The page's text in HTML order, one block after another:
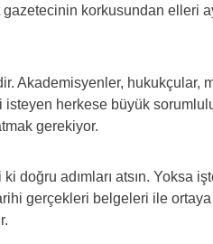
gazetecinin korkusundan elleri
Akademisyenler, hukukçular,
herkese büyük
gerekiyor.
doğru adımları atsın. Yoksa
gerçekleri belgeleri ile